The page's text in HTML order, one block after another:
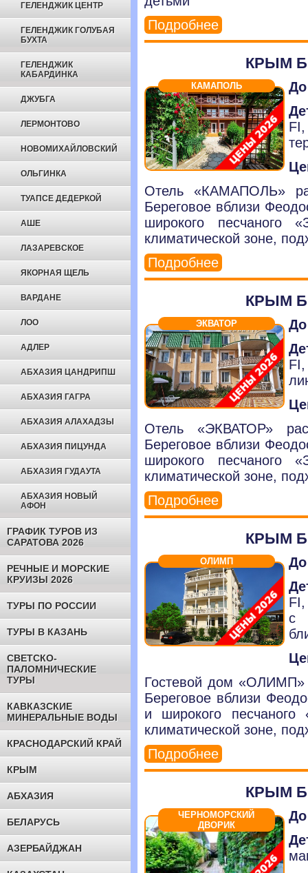
ГЕЛЕНДЖИК ЦЕНТР
ГЕЛЕНДЖИК ГОЛУБАЯ
БУХТА
ГЕЛЕНДЖИК
КАБАРДИНКА
ДЖУБГА
ЛЕРМОНТОВО
НОВОМИХАЙЛОВСКИЙ
ОЛЬГИНКА
ТУАПСЕ ДЕДЕРКОЙ
АШЕ
ЛАЗАРЕВСКОЕ
ЯКОРНАЯ ЩЕЛЬ
ВАРДАНЕ
ЛОО
АДЛЕР
АБХАЗИЯ ЦАНДРИПШ
АБХАЗИЯ ГАГРА
АБХАЗИЯ АЛАХАДЗЫ
АБХАЗИЯ ПИЦУНДА
АБХАЗИЯ ГУДАУТА
АБХАЗИЯ НОВЫЙ
АФОН
ГРАФИК ТУРОВ ИЗ
САРАТОВА 2026
РЕЧНЫЕ И МОРСКИЕ
КРУИЗЫ 2026
ТУРЫ ПО РОССИИ
ТУРЫ В КАЗАНЬ
СВЕТСКО-
ПАЛОМНИЧЕСКИЕ
ТУРЫ
КАВКАЗСКИЕ
МИНЕРАЛЬНЫЕ ВОДЫ
КРАСНОДАРСКИЙ КРАЙ
КРЫМ
АБХАЗИЯ
БЕЛАРУСЬ
АЗЕРБАЙДЖАН
Подробнее
КРЫМ
КАМАПОЛЬ
Отель «КАМАПОЛЬ»
Береговое вблизи
широкого песчаного
климатической зоне,
Подробнее
КРЫМ
ЭКВАТОР
Отель «ЭКВАТОР»
Береговое вблизи
широкого песчаного
климатической зоне,
Подробнее
КРЫМ
ОЛИМП
с
Гостевой дом «ОЛИМП»
Береговое вблизи
и широкого песчаного
климатической зоне,
Подробнее
КРЫМ
ЧЕРНОМОРСКИЙ
ДВОРИК